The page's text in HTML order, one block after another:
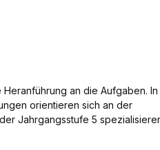
an die Aufgaben.
orientieren sich an der
Jahrgangsstufe 5